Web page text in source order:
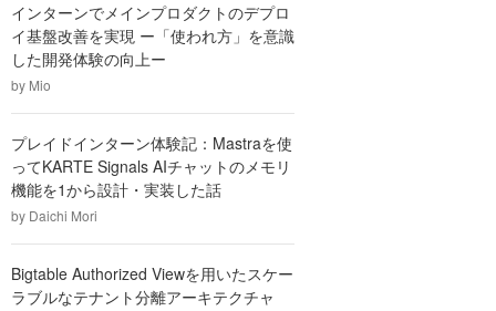
インターンでメインプロダクトのデプロ
イ基盤改善を実現 ー「使われ方」を意識
した開発体験の向上ー
by Mio
プレイドインターン体験記：Mastraを使
ってKARTE Signals AIチャットのメモリ
機能を1から設計・実装した話
by Daichi Mori
Bigtable Authorized Viewを用いたスケー
ラブルなテナント分離アーキテクチャ